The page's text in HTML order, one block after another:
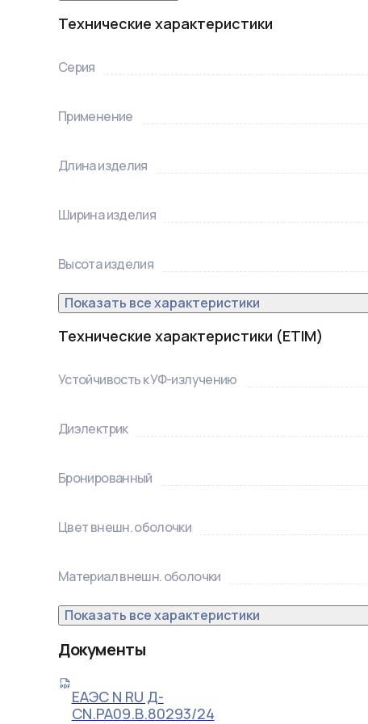
Технические характеристики
Серия
Применение
Длина изделия
Ширина изделия
Высота изделия
Показать все характеристики
Технические характеристики (ETIM)
Устойчивость к УФ-излучению
Диэлектрик
Бронированный
Цвет внешн. оболочки
Материал внешн. оболочки
Показать все характеристики
Документы
ЕАЭС N RU Д-
CN.РА09.В.80293/24